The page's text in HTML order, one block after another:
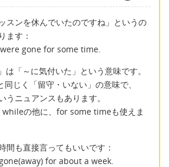
スンを休んでいたのですね」というの
ます：
gone for some time.
は「～に気付いた」という意味です。
じく「留守・いない」の意味で、
うニュアンスもあります。
whileの他に、for some timeも使えま
間も直接言ってもいいです：
for about a week.